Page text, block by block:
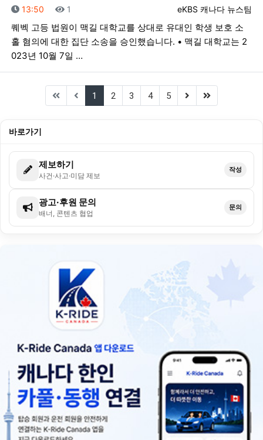
등록자
eKBS 캐나다 뉴스팀
등록일
13:50 조회
1
퀘벡 고등 법원이 맥길 대학교를 상대로 유대인 학생 보호 소
홀 혐의에 대한 집단 소송을 승인했습니다. • 맥길 대학교는 2
023년 10월 7일 …
1 (current)
2 3 4 5 (next)(last)
바로가기
제보하기
사건·사고·미담 제보
작성
광고·후원 문의
배너, 콘텐츠 협업
문의